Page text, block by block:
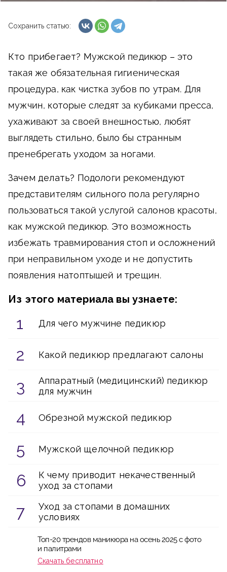
Сохранить статью:
Кто прибегает? Мужской педикюр – это
такая же обязательная гигиеническая
процедура, как чистка зубов по утрам. Для
мужчин, которые следят за кубиками пресса,
ухаживают за своей внешностью, любят
выглядеть стильно, было бы странным
пренебрегать уходом за ногами.
Зачем делать? Подологи рекомендуют
представителям сильного пола регулярно
пользоваться такой услугой салонов красоты,
как мужской педикюр. Это возможность
избежать травмирования стоп и осложнений
при неправильном уходе и не допустить
появления натоптышей и трещин.
Из этого материала вы узнаете:
Для чего мужчине педикюр
Какой педикюр предлагают салоны
Аппаратный (медицинский) педикюр
для мужчин
Обрезной мужской педикюр
Мужской щелочной педикюр
К чему приводит некачественный
уход за стопами
Уход за стопами в домашних
условиях
Топ-20 трендов маникюра на осень 2025 с фото
и палитрами
Скачать бесплатно